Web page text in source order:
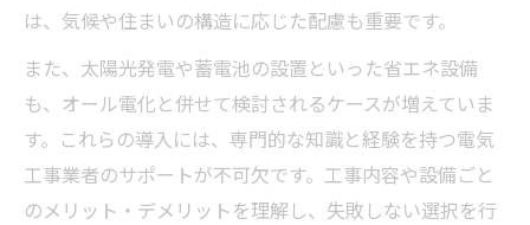
は、気候や住まいの構造に応じた配慮も重要です。
また、太陽光発電や蓄電池の設置といった省エネ設備
も、オール電化と併せて検討されるケースが増えていま
す。これらの導入には、専門的な知識と経験を持つ電気
工事業者のサポートが不可欠です。工事内容や設備ごと
のメリット・デメリットを理解し、失敗しない選択を行